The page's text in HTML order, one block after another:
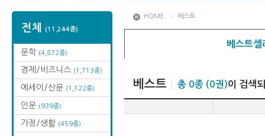
전체 (11,244종)
문학 (4,872종)
경제/비즈니스 (1,713종)
에세이/산문 (1,122종)
인문 (939종)
가정/생활 (459종)
HOME 베스트
베스트
베스트 총 0종 (0권)이 검색